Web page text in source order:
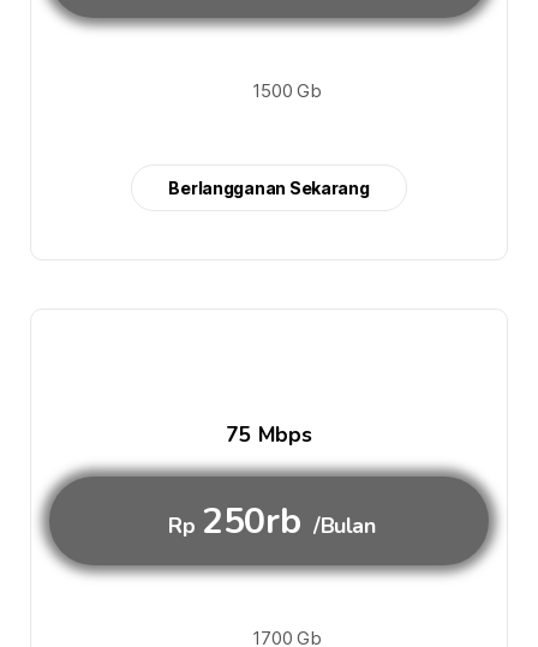
1500 Gb
Berlangganan Sekarang
75 Mbps
Rp 250rb /Bulan
1700 Gb